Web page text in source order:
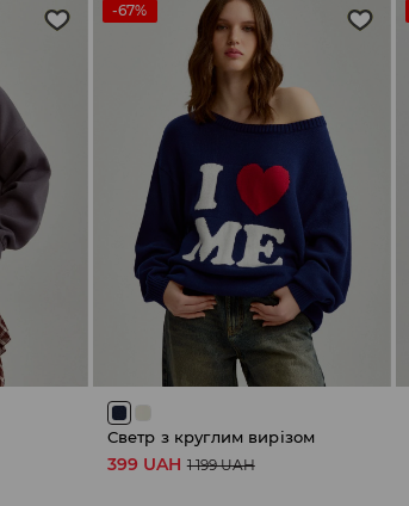
-67%
Светр з круглим вирізом
399 UAH 1 199 UAH